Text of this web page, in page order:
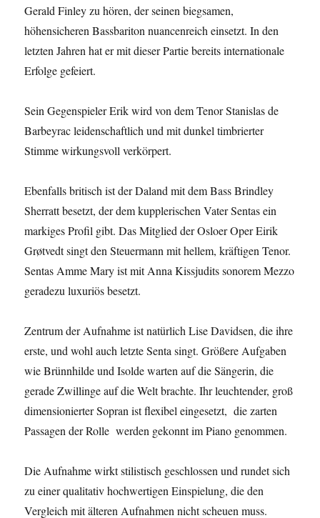
Gerald Finley zu hören, der seinen biegsamen,
höhensicheren Bassbariton nuancenreich einsetzt. In den
letzten Jahren hat er mit dieser Partie bereits internationale
Erfolge gefeiert.
Sein Gegenspieler Erik wird von dem Tenor Stanislas de
Barbeyrac leidenschaftlich und mit dunkel timbrierter
Stimme wirkungsvoll verkörpert.
Ebenfalls britisch ist der Daland mit dem Bass Brindley
Sherratt besetzt, der dem kupplerischen Vater Sentas ein
markiges Profil gibt. Das Mitglied der Osloer Oper Eirik
Grøtvedt singt den Steuermann mit hellem, kräftigen Tenor.
Sentas Amme Mary ist mit Anna Kissjudits sonorem Mezzo
geradezu luxuriös besetzt.
Zentrum der Aufnahme ist natürlich Lise Davidsen, die ihre
erste, und wohl auch letzte Senta singt. Größere Aufgaben
wie Brünnhilde und Isolde warten auf die Sängerin, die
gerade Zwillinge auf die Welt brachte. Ihr leuchtender, groß
dimensionierter Sopran ist flexibel eingesetzt, die zarten
Passagen der Rolle werden gekonnt im Piano genommen.
Die Aufnahme wirkt stilistisch geschlossen und rundet sich
zu einer qualitativ hochwertigen Einspielung, die den
Vergleich mit älteren Aufnahmen nicht scheuen muss.